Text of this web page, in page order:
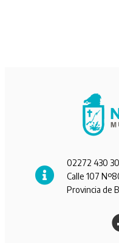
02272 430
Calle 107
Provincia de